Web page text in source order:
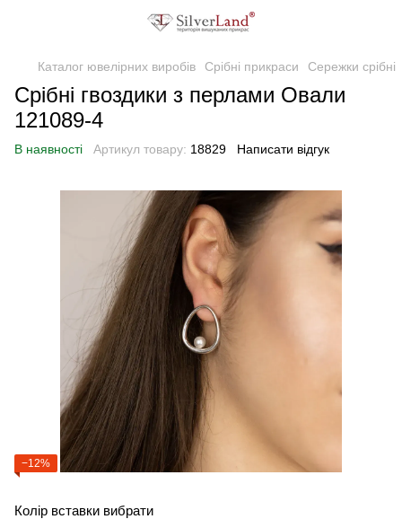
Каталог ювелірних виробів Срібні прикраси Сережки срібні
Срібні гвоздики з перлами Овали
121089-4
В наявності Артикул товару: 18829 Написати відгук
−12%
Колір вставки вибрати